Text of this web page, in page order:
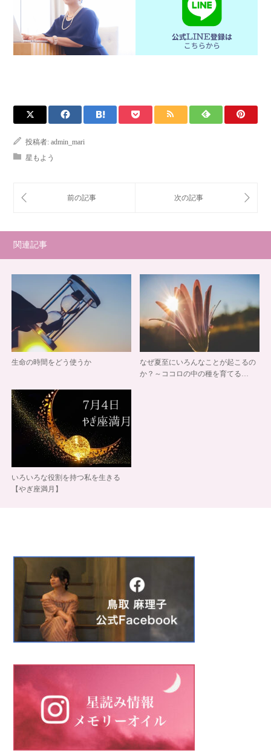
投稿者: admin_mari
星もよう
関連記事
生命の時間をどう使うか
なぜ夏至にいろんなことが起こるの
か？～ココロの中の種を育てる…
いろいろな役割を持つ私を生きる
【やぎ座満月】